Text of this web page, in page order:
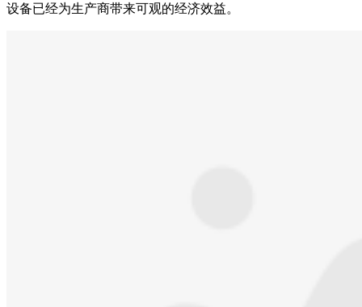
设备已经为生产商带来可观的经济效益。